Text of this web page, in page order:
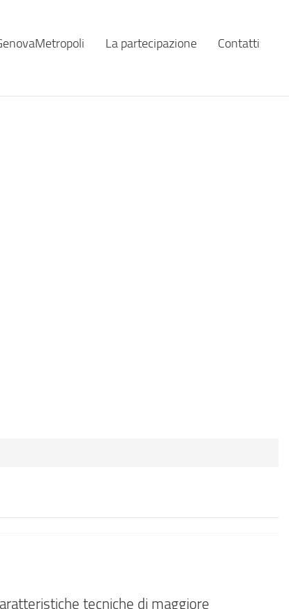
La partecipazione Contatti
tecniche di maggiore